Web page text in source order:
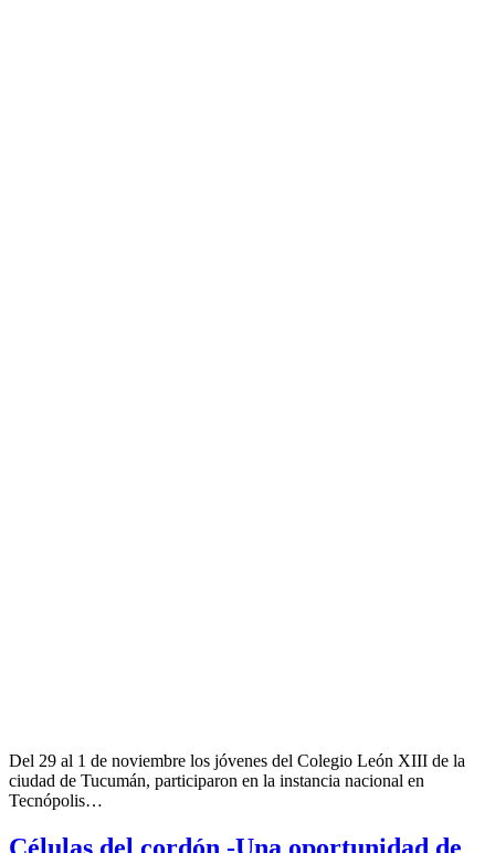
Del 29 al 1 de noviembre los jóvenes del Colegio León XIII de la
ciudad de Tucumán, participaron en la instancia nacional en
Tecnópolis…